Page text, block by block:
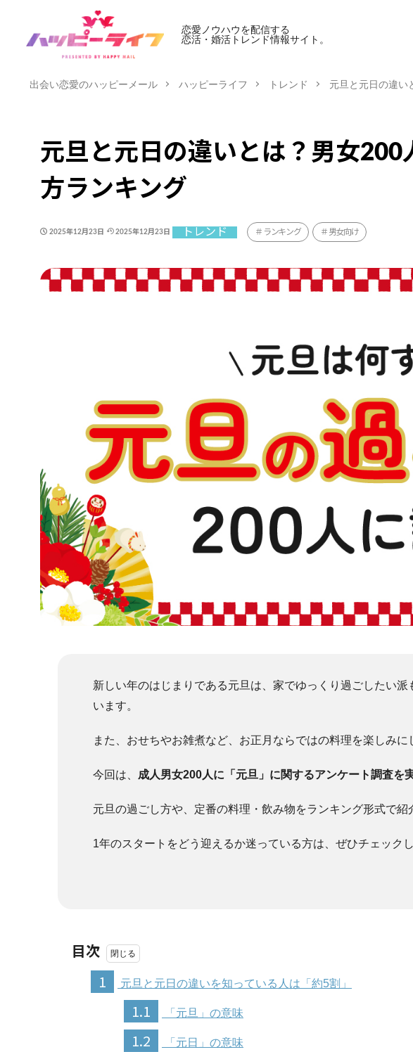
恋愛ノウハウを配信する
恋活・婚活トレンド情報サイト。
出会い恋愛のハッピーメール ハッピーライフ トレンド 元旦と元日の違い
元旦と元日の違いとは？男女200
方ランキング
2025年12月23日 2025年12月23日 トレンド ランキング 男女向け
新しい年のはじまりである元旦は、家でゆっくり過ごしたい
います。
また、おせちやお雑煮など、お正月ならではの料理を楽しみに
今回は、 成人男女200人に「元旦」に関するアンケート調査を
元旦の過ごし方や、定番の料理・飲み物をランキング形式で紹
1年のスタートをどう迎えるか迷っている方は、ぜひチェック
目次
1
元旦と元日の違いを知っている人は「約5割」
1.1 「元旦」の意味
1.2 「元日」の意味